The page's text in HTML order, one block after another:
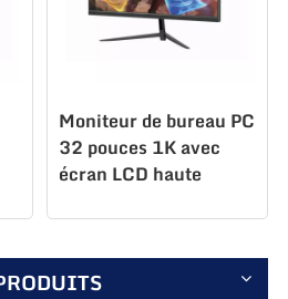
Moniteur de bureau PC
32 pouces 1K avec
écran LCD haute